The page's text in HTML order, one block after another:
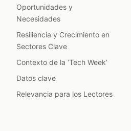
Oportunidades y
Necesidades
Resiliencia y Crecimiento en
Sectores Clave
Contexto de la ‘Tech Week’
Datos clave
Relevancia para los Lectores